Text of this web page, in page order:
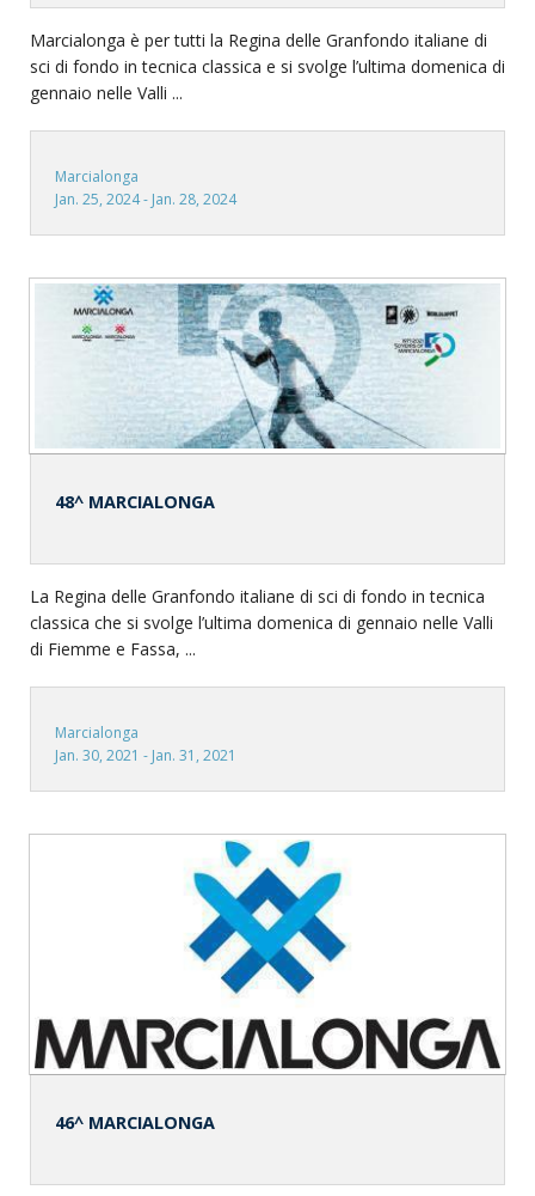
Marcialonga è per tutti la Regina delle Granfondo italiane di
sci di fondo in tecnica classica e si svolge l’ultima domenica di
gennaio nelle Valli ...
Marcialonga
Jan. 25, 2024 - Jan. 28, 2024
48^ MARCIALONGA
La Regina delle Granfondo italiane di sci di fondo in tecnica
classica che si svolge l’ultima domenica di gennaio nelle Valli
di Fiemme e Fassa, ...
Marcialonga
Jan. 30, 2021 - Jan. 31, 2021
46^ MARCIALONGA